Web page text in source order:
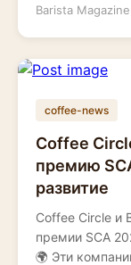
Barista Magazine
coffee-news
Coffee
премию
развитие
Coffee Circle и
премии SCA
🌍 Эти